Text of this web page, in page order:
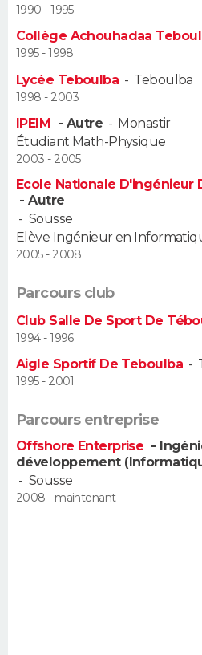
Alimentation
Guide de la santé
Maladies
Médicaments
Sommeil
VOYAGE
PHOTO
BONS PLANS
CARTE DE VOEUX
Carte de Noël
Carte Bonne année
Carte Saint-Valentin
Carte Pâques
Carte d'anniversaire
DICTIONNAIRE
Dictionnaire
Biographies
Citations
Expressions
Proverbes
PROGRAMME TV
COPAINS D'AVANT
AVIS DE DÉCÈS
FORUM
1990 - 1995
Collège Achouhadaa
1995 - 1998
Lycée Teboulba - Teboulba
1998 - 2003
IPEIM - Autre - Monastir
Étudiant Math-Physique
2003 - 2005
Ecole Nationale D'ingénieur
- Autre
- Sousse
Elève Ingénieur en
2005 - 2008
Parcours club
Club Salle De Sport De
1994 - 1996
Aigle Sportif De Teboulba -
1995 - 2001
Parcours entreprise
Offshore Enterprise -
développement
- Sousse
2008 - maintenant